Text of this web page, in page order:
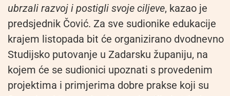
ubrzali razvoj i postigli svoje ciljeve, kazao je
predsjednik Čović. Za sve sudionike edukacije
krajem listopada bit će organizirano dvodnevno
Studijsko putovanje u Zadarsku županiju, na
kojem će se sudionici upoznati s provedenim
projektima i primjerima dobre prakse koji su